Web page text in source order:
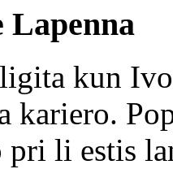
Lapenna
ligita kun
kariero.
pri li estis